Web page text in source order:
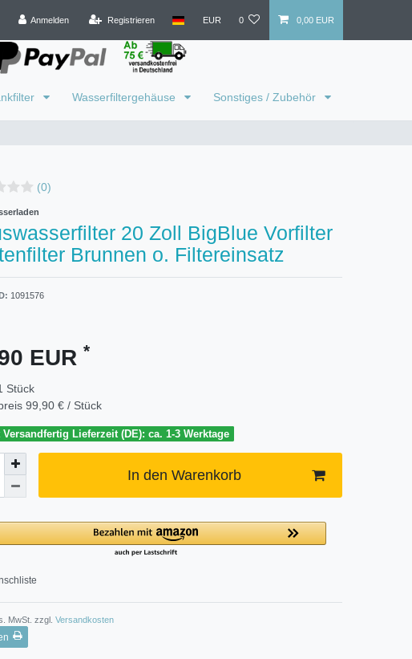
Anmelden Registrieren EUR 0 0,00 EUR
Wasserfiltergehäuse Sonstiges / Zubehör
(0)
20 Zoll BigBlue Vorfilter
Brunnen o. Filtereinsatz
1091576
EUR *
Stück
99,90 € / Stück
Lieferzeit (DE): ca. 1-3 Werktage
In den Warenkorb
MwSt. zzgl. Versandkosten